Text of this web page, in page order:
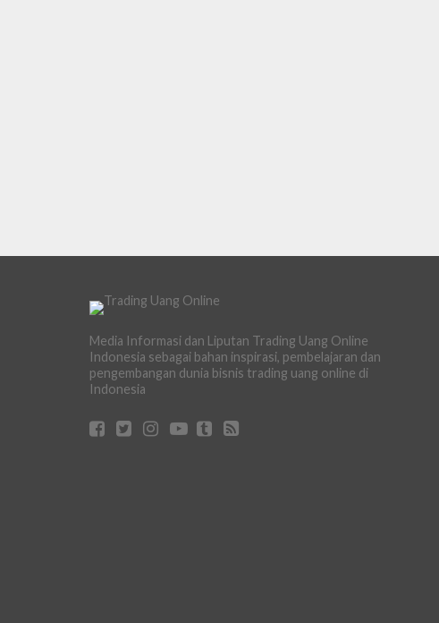
Media Informasi dan Liputan Trading Uang Online
Indonesia sebagai bahan inspirasi, pembelajaran dan
pengembangan dunia bisnis trading uang online di
Indonesia